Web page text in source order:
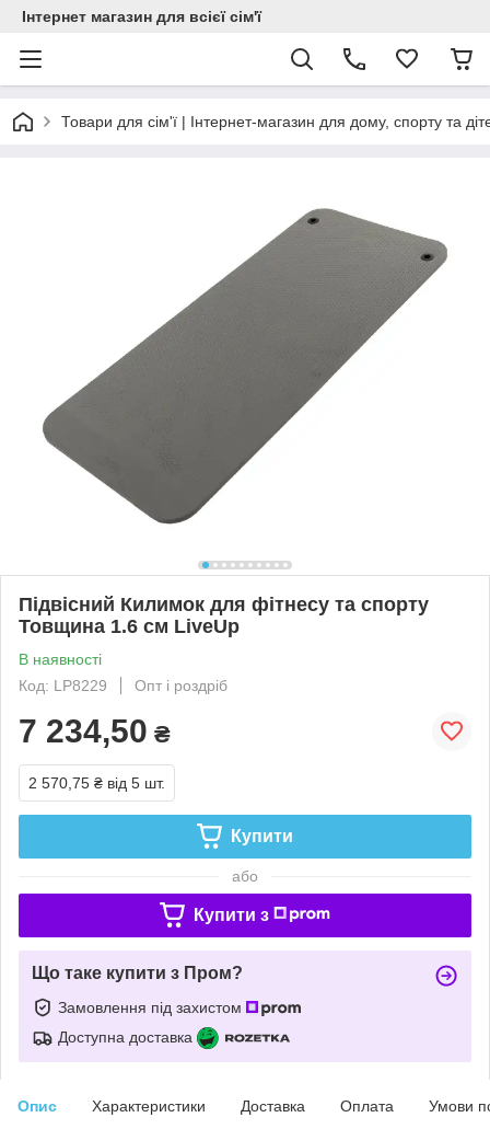
Інтернет магазин для всієї сім'ї
Товари для сім'ї | Інтернет-магазин для дому, спорту та
Підвісний Килимок для фітнесу та спорту
Товщина 1.6 см LiveUp
В наявності
Код: LP8229
Опт і роздріб
7 234,50 ₴
2 570,75 ₴ від 5 шт.
Купити
або
Купити з
Що таке купити з Пром?
Замовлення під захистом
Доступна доставка
Опис Характеристики Доставка Оплата Умови